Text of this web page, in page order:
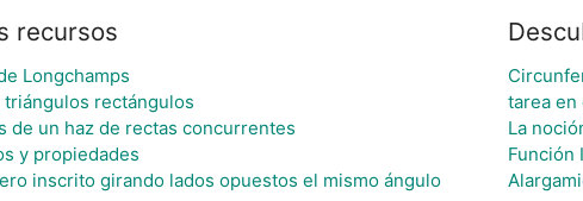
recursos
Longchamps
triángulos rectángulos
de un haz de rectas concurrentes
y propiedades
inscrito girando lados opuestos el mismo ángulo
tarea en
La
Función